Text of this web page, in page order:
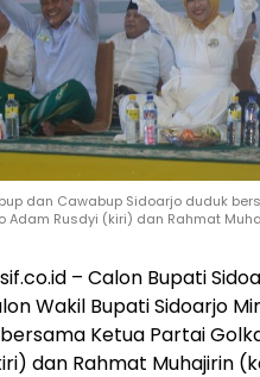
dan Cawabup Sidoarjo duduk
Adam Rusdyi (kiri) dan Rahmat
– Calon Bupati
Wakil Bupati Sidoarjo
Ketua Partai
dan Rahmat Muhajirin